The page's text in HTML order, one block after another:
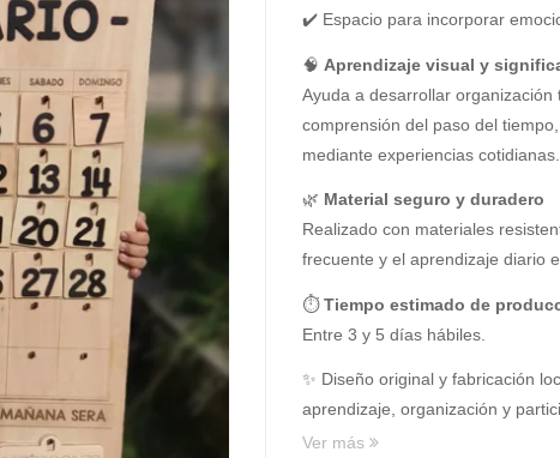
✔️ Espacio para incorporar
🧠 Aprendizaje visual y
Ayuda a desarrollar organización
comprensión del paso del
mediante experiencias cotidianas.
🌿 Material seguro y duradero
Realizado con materiales
frecuente y el aprendizaje diario
⏱Tiempo estimado de
Entre 3 y 5 días hábiles.
✨ Diseño original y fabricación
aprendizaje, organización y
Ver más